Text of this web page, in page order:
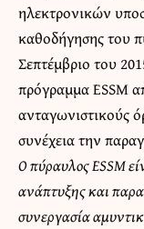
ηλεκτρονικών
καθοδήγησης του
Σεπτέμβριο του
πρόγραμμα ESSM
ανταγωνιστικούς
συνέχεια την
Ο πύραυλος ESSM
ανάπτυξης και
συνεργασία